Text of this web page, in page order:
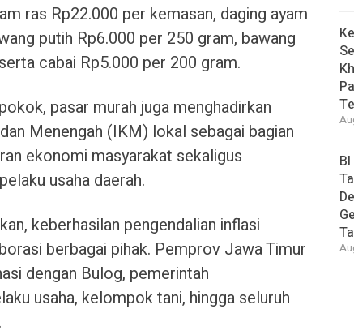
ras Rp22.000 per kemasan, daging ayam
putih Rp6.000 per 250 gram, bawang
cabai Rp5.000 per 200 gram.
pasar murah juga menghadirkan
Menengah (IKM) lokal sebagai bagian
ekonomi masyarakat sekaligus
usaha daerah.
keberhasilan pengendalian inflasi
berbagai pihak. Pemprov Jawa Timur
dengan Bulog, pemerintah
usaha, kelompok tani, hingga seluruh